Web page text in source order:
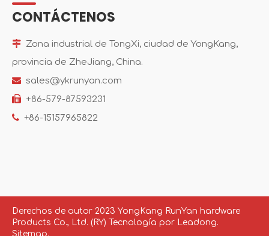
CONTÁCTENOS
 Zona industrial de TongXi, ciudad de YongKang,
provincia de ZheJiang, China.
 sales@ykrunyan.com
 +86-579-87593231
 +86-15157965822
Derechos de autor 2023 YongKang RunYan hardware
Products Co., Ltd. (RY) Tecnología por Leadong.
Sitemap.